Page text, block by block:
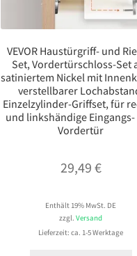
VEVOR Haustürgriff- und
Set, Vordertürschloss-Set
satiniertem Nickel mit
verstellbarer
Einzelzylinder-Griffset, für
und linkshändige
Vordertür
29,49 €
Enthält 19% MwSt. DE
zzgl.Versand
Lieferzeit: ca. 1-5 Werktage